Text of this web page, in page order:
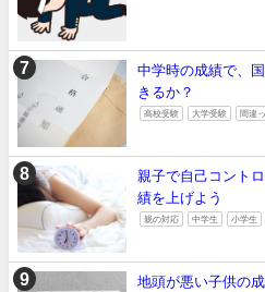
中学時の成績で、
きるか？
高校受験 大学受験 間違
親子で自己コント
績を上げよう
親の対応 中学生 小学生
地頭が悪い子供の